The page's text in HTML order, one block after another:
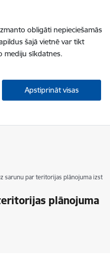
obligāti nepieciešamās
šajā vietnē var tikt
mediju sīkdatnes.
Apstiprināt visas
sarunu par teritorijas plānojuma
plānojuma